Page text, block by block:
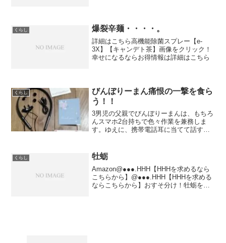
LP ※...
くらし 爆裂辛麺・・・・。
詳細はこちら高機能除菌スプレー【e-
3X】【キャンデト茶】画像をクリック！
幸せになるならお得情報は詳細はこちら
くらし
びんぼりーまん痛恨の一撃を食ら
う！！
3男児の父親でびんぼりーまんは、もちろ
んスマホ2台持ちで色々作業を兼務しま
す。ゆえに、携帯電話耳に当てて話すっ
とすこともあるので基本ネックスピーカ
ーを愛用。...
くらし 牡蛎
Amazon@●●●.HHH【HHHを求めるなら
こちらから】@●●●.HHH【HHHを求める
ならこちらから】おすそ分け！牡蛎を頂